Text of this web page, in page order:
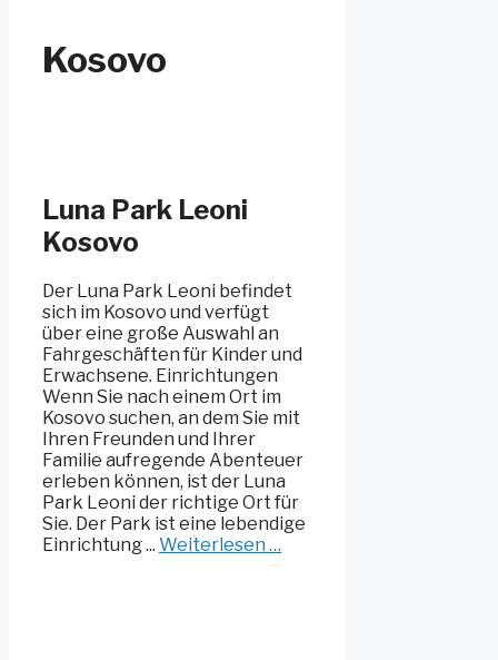
Kosovo
Luna Park Leoni
Kosovo
Der Luna Park Leoni befindet
sich im Kosovo und verfügt
über eine große Auswahl an
Fahrgeschäften für Kinder und
Erwachsene. Einrichtungen
Wenn Sie nach einem Ort im
Kosovo suchen, an dem Sie mit
Ihren Freunden und Ihrer
Familie aufregende Abenteuer
erleben können, ist der Luna
Park Leoni der richtige Ort für
Sie. Der Park ist eine lebendige
Einrichtung ... Weiterlesen …